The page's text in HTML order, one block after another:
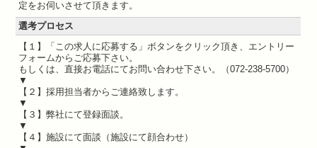
定をお伺いさせて頂きます。
選考プロセス
【１】「この求人に応募する」ボタンをクリック頂き、エントリー
フォームからご応募下さい。
もしくは、直接お電話にてお問い合わせ下さい。（072-238-5700）
▼
【２】採用担当者からご連絡致します。
▼
【３】弊社にて登録面談。
▼
【４】施設にて面談（施設にて顔合わせ）